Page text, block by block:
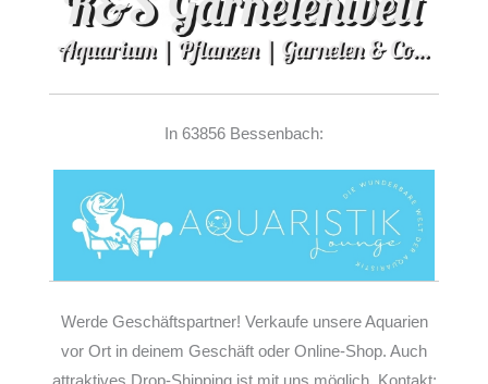
In 63856 Bessenbach:
Werde Geschäftspartner! Verkaufe unsere Aquarien
vor Ort in deinem Geschäft oder Online-Shop. Auch
attraktives Drop-Shipping ist mit uns möglich. Kontakt: